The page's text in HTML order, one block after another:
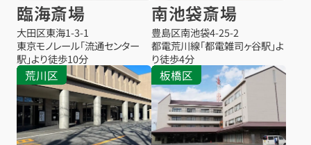
臨海斎場
大田区東海1-3-1
東京モノレール「流通センター
駅」より徒歩10分
南池袋斎場
豊島区南池袋4-25-2
都電荒川線「都電雑司ヶ谷駅」よ
り徒歩4分
荒川区 板橋区